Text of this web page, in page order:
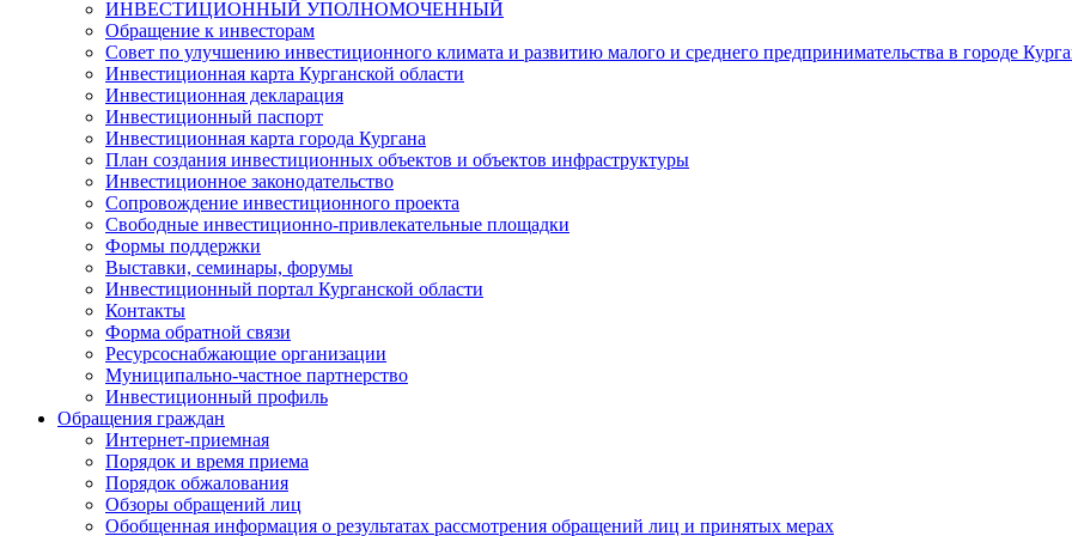
ИНВЕСТИЦИОННЫЙ УПОЛНОМОЧЕННЫЙ
Обращение к инвесторам
Совет по улучшению инвестиционного климата и развитию малого и среднего предпринимательства в городе
Инвестиционная карта Курганской области
Инвестиционная декларация
Инвестиционный паспорт
Инвестиционная карта города Кургана
План создания инвестиционных объектов и объектов инфраструктуры
Инвестиционное законодательство
Сопровождение инвестиционного проекта
Свободные инвестиционно-привлекательные площадки
Формы поддержки
Выставки, семинары, форумы
Инвестиционный портал Курганской области
Контакты
Форма обратной связи
Ресурсоснабжающие организации
Муниципально-частное партнерство
Инвестиционный профиль
Обращения граждан
Интернет-приемная
Порядок и время приема
Порядок обжалования
Обзоры обращений лиц
Обобщенная информация о результатах рассмотрения обращений лиц и принятых мерах